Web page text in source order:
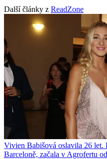
Další články z ReadZone
Vivien Babišová oslavila 26 let.
Barceloně, začala v Agrofertu